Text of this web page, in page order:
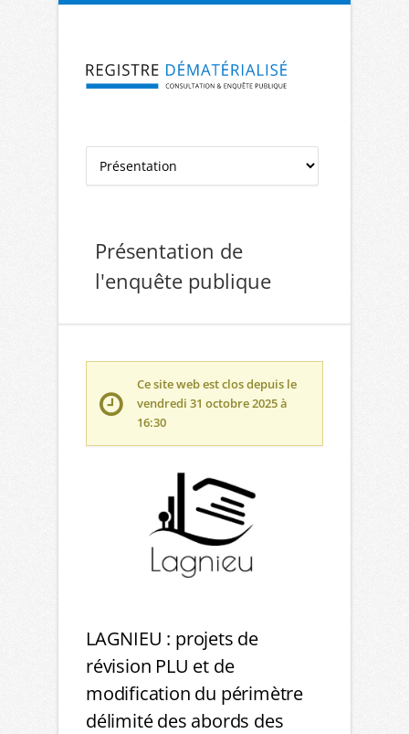
Aller à la navigation Aller au contenu
Présentation de
l'enquête publique
Ce site web est clos depuis le
vendredi 31 octobre 2025 à
16:30
LAGNIEU : projets de
révision PLU et de
modification du périmètre
délimité des abords des